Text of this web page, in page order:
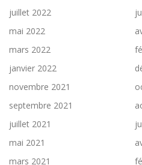
juillet 2022
mai 2022
mars 2022
janvier 2022
novembre 2021
septembre 2021
juillet 2021
mai 2021
mars 2021